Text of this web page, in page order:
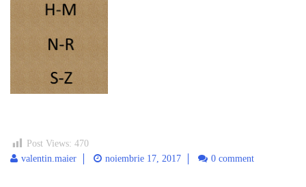
Post Views: 470
valentin.maier
noiembrie 17, 2017 0 comment